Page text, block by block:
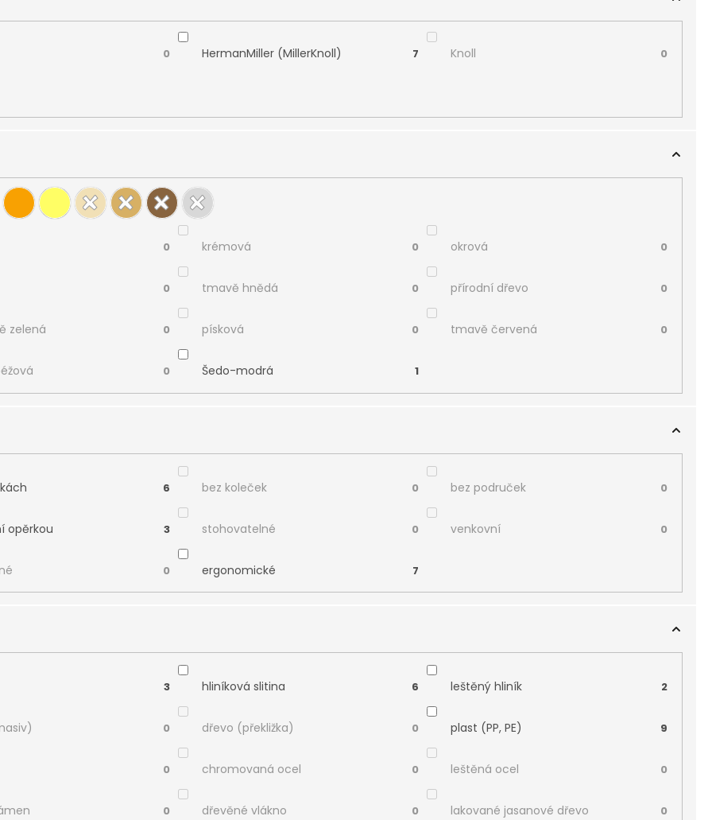
0 HermanMiller (MillerKnoll) 7 Knoll 0
0 krémová 0 okrová 0
0 tmavě hnědá 0 přírodní dřevo 0
zelená 0 písková 0 tmavě červená 0
0 Šedo-modrá 1
6 bez koleček 0 bez područek 0
opěrkou 3 stohovatelné 0 venkovní 0
0 ergonomické 7
3 hliníková slitina 6 leštěný hliník 2
0 dřevo (překližka) 0 plast (PP, PE) 9
0 chromovaná ocel 0 leštěná ocel 0
0 dřevěné vlákno 0 lakované jasanové dřevo 0